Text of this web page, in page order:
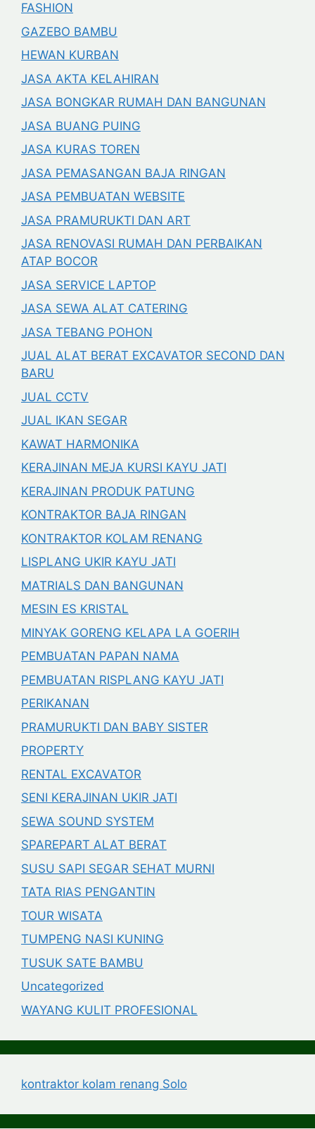
FASHION
GAZEBO BAMBU
HEWAN KURBAN
JASA AKTA KELAHIRAN
JASA BONGKAR RUMAH DAN BANGUNAN
JASA BUANG PUING
JASA KURAS TOREN
JASA PEMASANGAN BAJA RINGAN
JASA PEMBUATAN WEBSITE
JASA PRAMURUKTI DAN ART
JASA RENOVASI RUMAH DAN PERBAIKAN
ATAP BOCOR
JASA SERVICE LAPTOP
JASA SEWA ALAT CATERING
JASA TEBANG POHON
JUAL ALAT BERAT EXCAVATOR SECOND DAN
BARU
JUAL CCTV
JUAL IKAN SEGAR
KAWAT HARMONIKA
KERAJINAN MEJA KURSI KAYU JATI
KERAJINAN PRODUK PATUNG
KONTRAKTOR BAJA RINGAN
KONTRAKTOR KOLAM RENANG
LISPLANG UKIR KAYU JATI
MATRIALS DAN BANGUNAN
MESIN ES KRISTAL
MINYAK GORENG KELAPA LA GOERIH
PEMBUATAN PAPAN NAMA
PEMBUATAN RISPLANG KAYU JATI
PERIKANAN
PRAMURUKTI DAN BABY SISTER
PROPERTY
RENTAL EXCAVATOR
SENI KERAJINAN UKIR JATI
SEWA SOUND SYSTEM
SPAREPART ALAT BERAT
SUSU SAPI SEGAR SEHAT MURNI
TATA RIAS PENGANTIN
TOUR WISATA
TUMPENG NASI KUNING
TUSUK SATE BAMBU
Uncategorized
WAYANG KULIT PROFESIONAL
kontraktor kolam renang Solo